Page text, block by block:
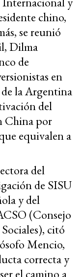
chino,
se reunió
Dilma
de
en
la Argentina
del
China por
equivalen a
del
de SISU
y del
(Consejo
citó
Mencio,
correcta y
el camino a